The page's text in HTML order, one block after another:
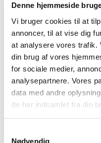
Denne hjemmeside
Vi bruger cookies til at
annoncer, til at vise dig
at analysere vores trafik.
din brug af vores
for sociale medier,
analysepartnere. Vores
data med andre
de har indsamlet fra din
Nødvendig
Indlægssedler
Indlægssedler for
for øvrige lægemidler,
Liste over
Godkendte radioaktive
hver dag)
Meld en bivirkning
spontane indberetninger.